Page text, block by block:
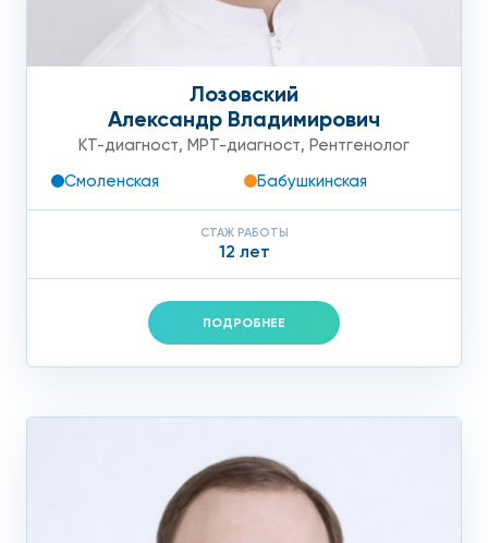
Лозовский
Александр Владимирович
КТ-диагност, МРТ-диагност, Рентгенолог
Смоленская
Бабушкинская
СТАЖ РАБОТЫ
12 лет
ПОДРОБНЕЕ